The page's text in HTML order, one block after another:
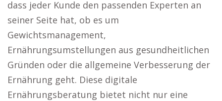
dass jeder Kunde den passenden Experten an
seiner Seite hat, ob es um
Gewichtsmanagement,
Ernährungsumstellungen aus gesundheitlichen
Gründen oder die allgemeine Verbesserung der
Ernährung geht. Diese digitale
Ernährungsberatung bietet nicht nur eine